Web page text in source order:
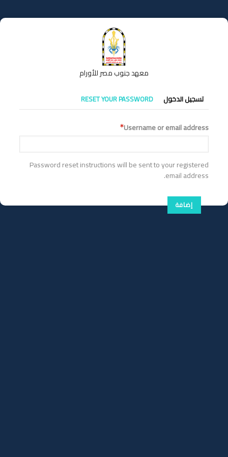
إلى
المحتوى
معهد جنوب مصر للأورام
التبويبات
الأساسية
تسجيل الدخول RESET YOUR PASSWORD
Username or email address
Password reset instructions will be sent to your registered
email address.